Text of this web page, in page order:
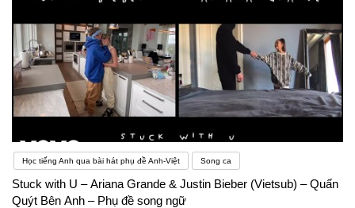
Học tiếng Anh qua bài hát phụ đề Anh-Việt Song ca
Stuck with U – Ariana Grande & Justin Bieber (Vietsub) – Quấn
Quýt Bên Anh – Phụ đề song ngữ